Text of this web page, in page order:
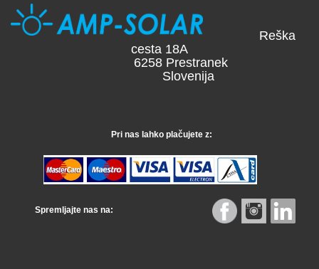
Reška
cesta 18A
6258 Prestranek
Slovenija
Pri nas lahko plačujete z:
Spremljajte nas na: